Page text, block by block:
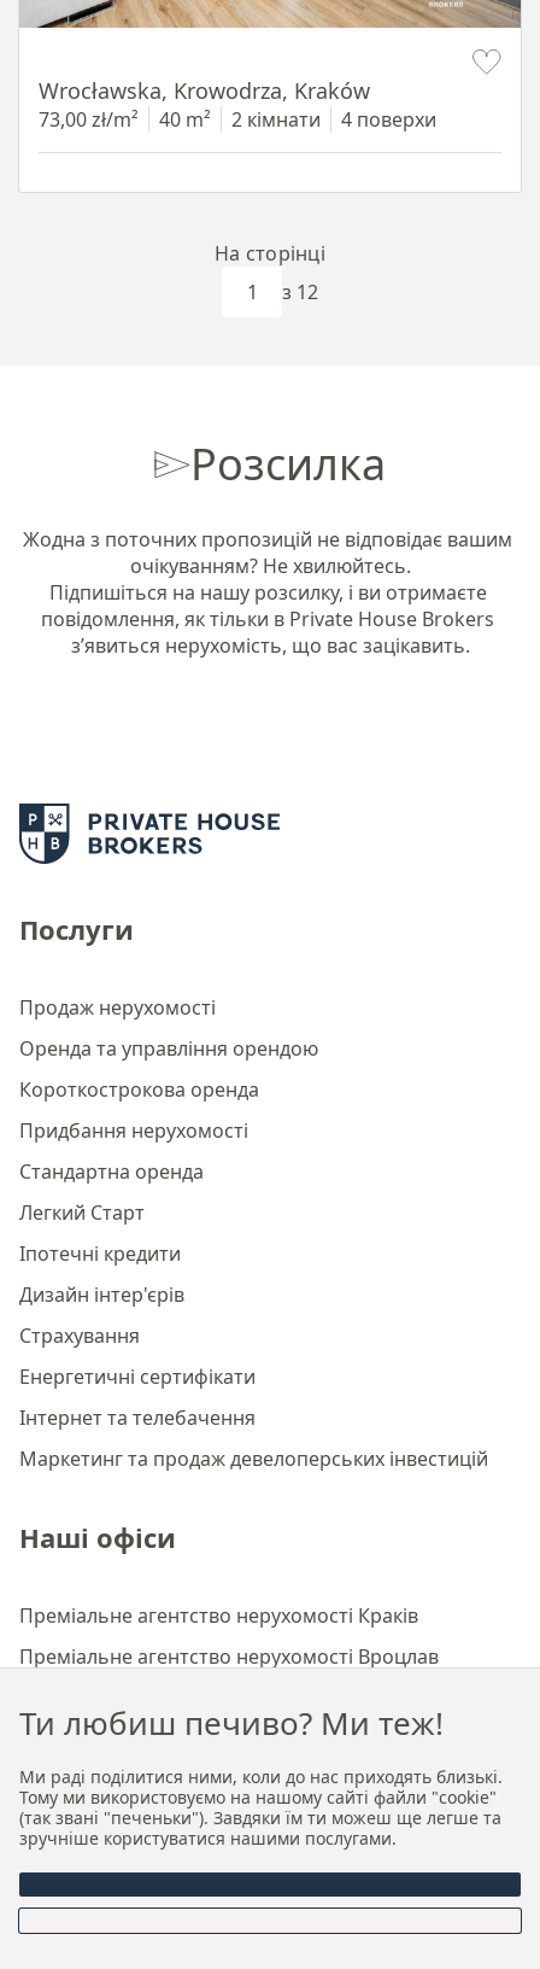
Wrocławska, Krowodrza, Kraków
73,00 zł/m² 40 m² 2 кімнати 4 поверхи
з 12
На сторінці
Розсилка
Жодна з поточних пропозицій не відповідає вашим
очікуванням? Не хвилюйтесь.
Підпишіться на нашу розсилку, і ви отримаєте
повідомлення, як тільки в Private House Brokers
з’явиться нерухомість, що вас зацікавить.
Послуги
Продаж нерухомості
Оренда та управління орендою
Короткострокова оренда
Придбання нерухомості
Стандартна оренда
Легкий Старт
Іпотечні кредити
Дизайн інтер'єрів
Страхування
Енергетичні сертифікати
Інтернет та телебачення
Маркетинг та продаж девелоперських інвестицій
Наші офіси
Преміальне агентство нерухомості Краків
Преміальне агентство нерухомості Вроцлав
Про нас
Хто ми
Наша авторська модель продажу та оренди
Керівництво
Ти любиш печиво? Ми теж!
Ми раді поділитися ними, коли до нас приходять близькі.
Тому ми використовуємо на нашому сайті файли "cookie"
(так звані "печеньки"). Завдяки їм ти можеш ще легше та
зручніше користуватися нашими послугами.